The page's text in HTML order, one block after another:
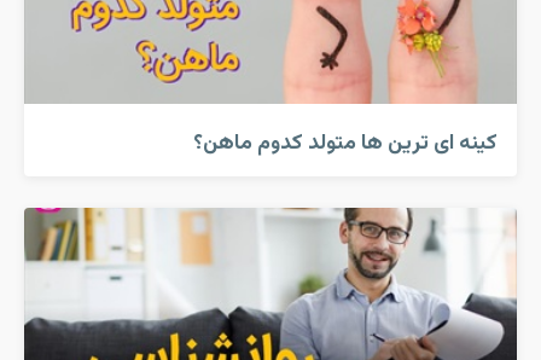
کینه ای ترین ها متولد کدوم ماهن؟